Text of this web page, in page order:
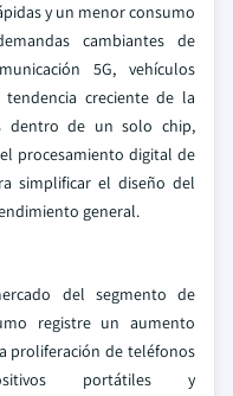
y un menor consumo
cambiantes de
5G, vehículos
creciente de la
dentro de un solo chip,
procesamiento digital de
simplificar el diseño del
general.
del segmento de
registre un aumento
proliferación de teléfonos
portátiles y